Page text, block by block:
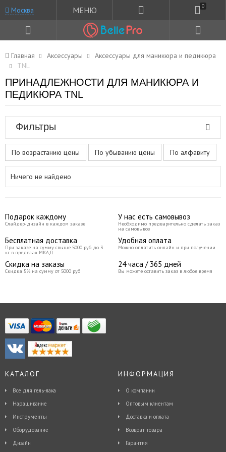
Москва МЕНЮ 0
Главная Аксессуары
Аксессуары для маникюра и педикюра
TNL
ПРИНАДЛЕЖНОСТИ ДЛЯ МАНИКЮРА И
ПЕДИКЮРА TNL
Фильтры
По возрастанию цены По убыванию цены По алфавиту
Ничего не найдено
Подарок каждому
Слайдер-дизайн в каждом заказе
У нас есть самовывоз
Необходимо предварительно сделать заказ
на самовывоз
Бесплатная доставка
При заказе на сумму свыше 5000 руб до 3
кг в пределах МКАД
Удобная оплата
Можно оплатить онлайн и при получении
Скидка на заказы
Скидка 5% на сумму от 5000 руб
24 часа / 365 дней
Вы можете оставить заказ в любое время
КАТАЛОГ
Все для гель-лака
Наращивание
Инструменты
Оборудование
Дизайн
ИНФОРМАЦИЯ
О компании
Оптовым клиентам
Доставка и оплата
Возврат товара
Гарантия